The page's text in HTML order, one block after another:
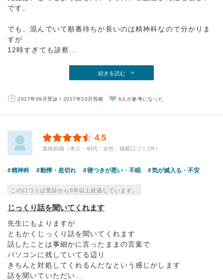
です。
でも、混んでいて順番待ちが長いのは精神科なので分かりま
すが
12時すぎても診察...
続きを読む
2017年09月受診 / 2017年10月投稿 6人が参考になった
4.5
葉桜莉織（本人・40代・女性・掲載口コミ1件）
精神科 動悸・息切れ 寝つきが悪い・不眠 気が滅入る・不安
この口コミは受診から5年以上経過しています。
じっくり話を聞いてくれます
先生にもよりますが
ともかくじっくり話を聞いてくれます
話したことは事細かに言ったままの言葉で
パソコンに残していてる辺り
きちんと対処してくれるんだなという感じがします
話を聞いていただい...